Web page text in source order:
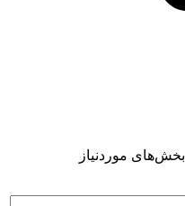
بخش‌های موردنیاز